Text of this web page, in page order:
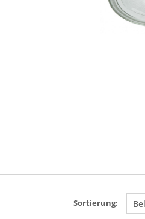
Sortierung: